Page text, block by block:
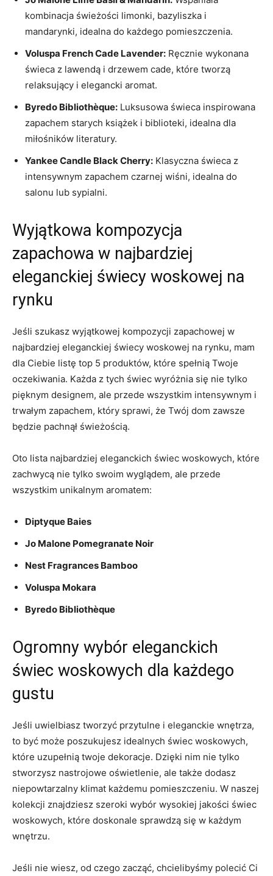
kombinacja świeżości ⁤limonki, bazyliszka i
mandarynki, idealna do każdego pomieszczenia.
Voluspa ⁤French Cade Lavender: Ręcznie wykonana
świeca z lawendą i drzewem cade, które tworzą
relaksujący i elegancki aromat.
Byredo Bibliothèque: Luksusowa świeca inspirowana
zapachem starych książek i biblioteki, idealna dla
miłośników​ literatury.
Yankee ​Candle Black Cherry: Klasyczna świeca z⁣
intensywnym zapachem czarnej⁣ wiśni, idealna do
salonu lub sypialni.
Wyjątkowa kompozycja
zapachowa ​w najbardziej
‍eleganckiej świecy‍ woskowej na⁣
rynku
Jeśli szukasz⁣ wyjątkowej kompozycji zapachowej w
najbardziej eleganckiej świecy woskowej ⁤na ⁢rynku, mam
dla Ciebie ‍listę top⁣ 5⁤ produktów,⁢ które spełnią Twoje
oczekiwania. Każda z tych ‍świec wyróżnia się nie⁣ tylko
pięknym ⁣designem, ale przede⁣ wszystkim intensywnym i
trwałym zapachem, który sprawi, ⁢że ⁤Twój dom ‍zawsze
będzie pachnął świeżością.
Oto lista najbardziej eleganckich⁢ świec ‍woskowych, które
zachwycą nie tylko swoim wyglądem, ale‍ przede
wszystkim unikalnym aromatem:
Diptyque⁤ Baies
Jo Malone⁤ Pomegranate Noir
Nest Fragrances Bamboo
Voluspa Mokara
Byredo Bibliothèque
Ogromny wybór eleganckich​
świec woskowych dla każdego
⁤gustu
Jeśli uwielbiasz tworzyć ⁢przytulne i ‌eleganckie wnętrza,
to być może ‌poszukujesz ⁣idealnych świec woskowych,‌
które uzupełnią⁣ twoje dekoracje. Dzięki nim⁤ nie⁢ tylko⁤
stworzysz nastrojowe oświetlenie, ale także ‍dodasz
niepowtarzalny ‌klimat każdemu pomieszczeniu. W naszej
kolekcji znajdziesz‍ szeroki wybór wysokiej jakości świec
woskowych, które doskonale‍ sprawdzą się w każdym
wnętrzu.
Jeśli nie wiesz, od czego zacząć, chcielibyśmy polecić⁢ Ci